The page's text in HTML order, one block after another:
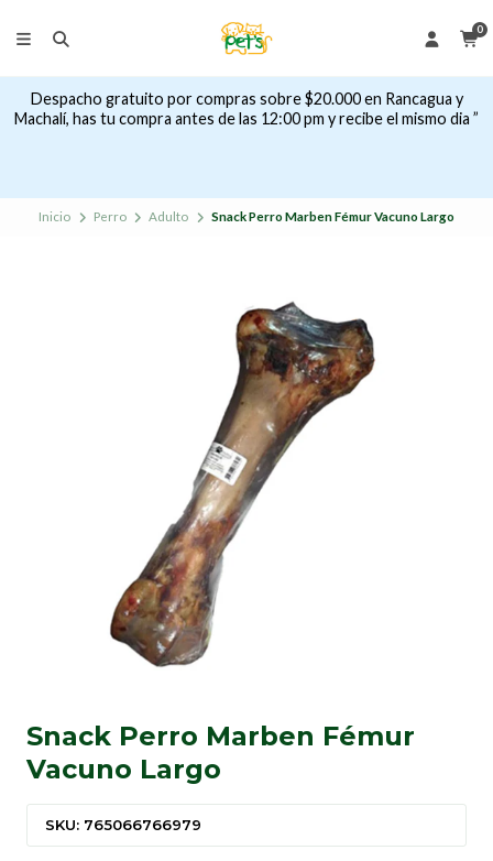
0
Despacho gratuito por compras sobre $20.000 en Rancagua y
Machalí, has tu compra antes de las 12:00 pm y recibe el mismo dia ”
Inicio Perro Adulto Snack Perro Marben Fémur Vacuno Largo
Snack Perro Marben Fémur
Vacuno Largo
SKU: 765066766979